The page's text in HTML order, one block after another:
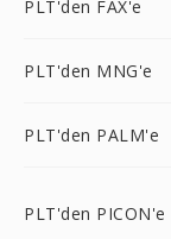
PLT'den FAX'e
PLT'den MNG'e
PLT'den PALM'e
PLT'den PICON'e